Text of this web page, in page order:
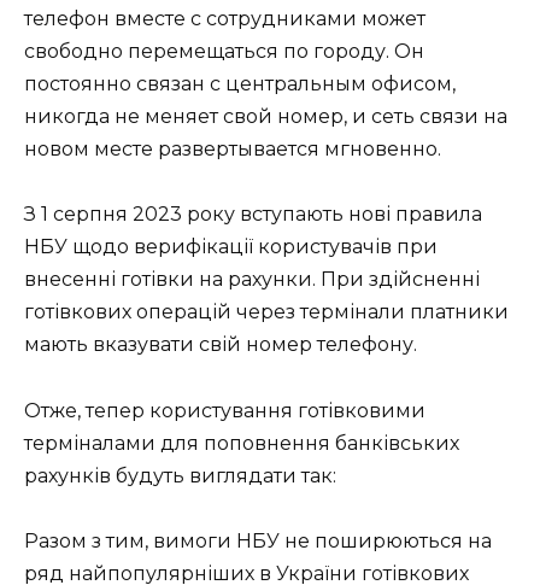
телефон вместе с сотрудниками может
свободно перемещаться по городу. Он
постоянно связан с центральным офисом,
никогда не меняет свой номер, и сеть связи на
новом месте развертывается мгновенно.
З 1 серпня 2023 року вступають нові правила
НБУ щодо верифікації користувачів при
внесенні готівки на рахунки. При здійсненні
готівкових операцій через термінали платники
мають вказувати свій номер телефону.
Отже, тепер користування готівковими
терміналами для поповнення банківських
рахунків будуть виглядати так:
Разом з тим, вимоги НБУ не поширюються на
ряд найпопулярніших в України готівкових